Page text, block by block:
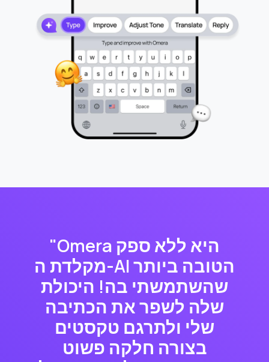
"Omera היא ללא ספק
מקלדת ה-AI הטובה ביותר
שהשתמשתי בה! היכולת
שלה לשפר את הכתיבה
שלי ולתרגם טקסטים
בצורה חלקה פשוט